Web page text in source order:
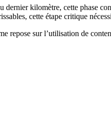
dernier kilomètre, cette phase
cette étape critique
repose sur l’utilisation de